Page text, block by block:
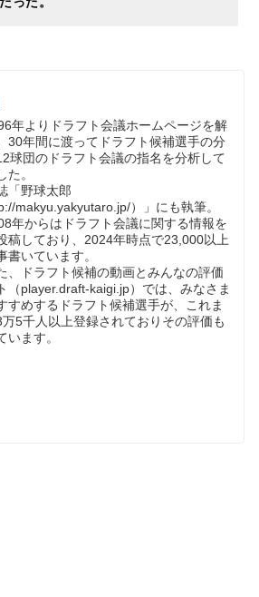
年よりドラフト会議ホームページを解
30年間に渡ってドラフト候補選手の分
球団のドラフト会議の指名を分析して
た。
「野球太郎
makyu.yakyutaro.jp/）」にも執筆。
年からはドラフト会議に関する情報を
稿しており、2024年時点で23,000以上
書いています。
、ドラフト候補の動画とみんなの評価
（player.draft-kaigi.jp）では、みなさま
すめするドラフト候補選手が、これま
万5千人以上登録されておりその評価も
います。